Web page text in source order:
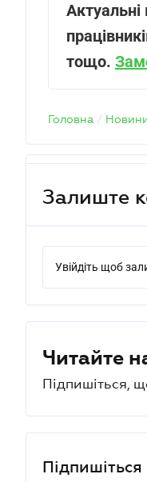
тощо.
Головна /
Залиште
Увійдіть щоб
Читайте
Підпишіться,